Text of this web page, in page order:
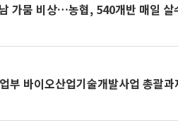
가뭄 비상…농협, 540개반 매일 살
부 바이오산업기술개발사업 총괄과